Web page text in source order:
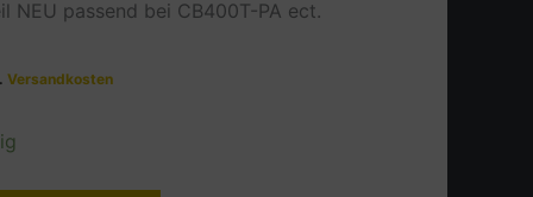
NEU passend bei CB400T-PA ect.
Versandkosten